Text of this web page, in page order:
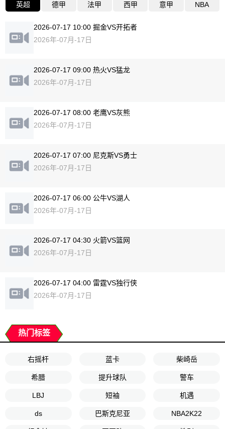
英超 德甲 法甲 西甲 意甲 NBA
2026-07-17 10:00 掘金VS开拓者
2026年-07月-17日
2026-07-17 09:00 热火VS猛龙
2026年-07月-17日
2026-07-17 08:00 老鹰VS灰熊
2026年-07月-17日
2026-07-17 07:00 尼克斯VS勇士
2026年-07月-17日
2026-07-17 06:00 公牛VS湖人
2026年-07月-17日
2026-07-17 04:30 火箭VS篮网
2026年-07月-17日
2026-07-17 04:00 雷霆VS独行侠
2026年-07月-17日
热门标签
右摇杆 蓝卡 柴崎岳
希腊 提升球队 警车
LBJ 短袖 机遇
ds 巴斯克尼亚 NBA2K22